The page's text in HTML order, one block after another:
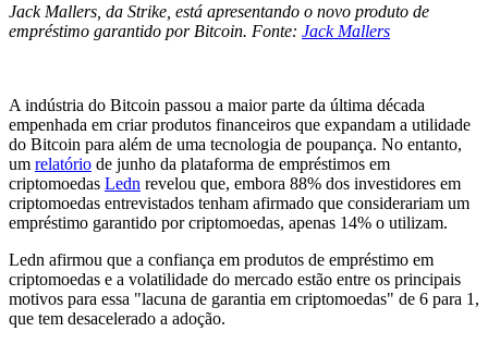
Jack Mallers, da Strike, está apresentando o novo produto de
empréstimo garantido por Bitcoin. Fonte: Jack Mallers
A indústria do Bitcoin passou a maior parte da última década
empenhada em criar produtos financeiros que expandam a utilidade
do Bitcoin para além de uma tecnologia de poupança. No entanto,
um relatório de junho da plataforma de empréstimos em
criptomoedas Ledn revelou que, embora 88% dos investidores em
criptomoedas entrevistados tenham afirmado que considerariam um
empréstimo garantido por criptomoedas, apenas 14% o utilizam.
Ledn afirmou que a confiança em produtos de empréstimo em
criptomoedas e a volatilidade do mercado estão entre os principais
motivos para essa "lacuna de garantia em criptomoedas" de 6 para 1,
que tem desacelerado a adoção.